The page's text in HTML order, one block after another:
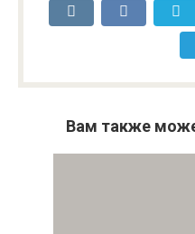
Вам также